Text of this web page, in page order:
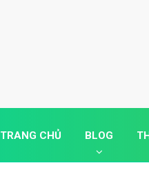
TRANG CHỦ BLOG